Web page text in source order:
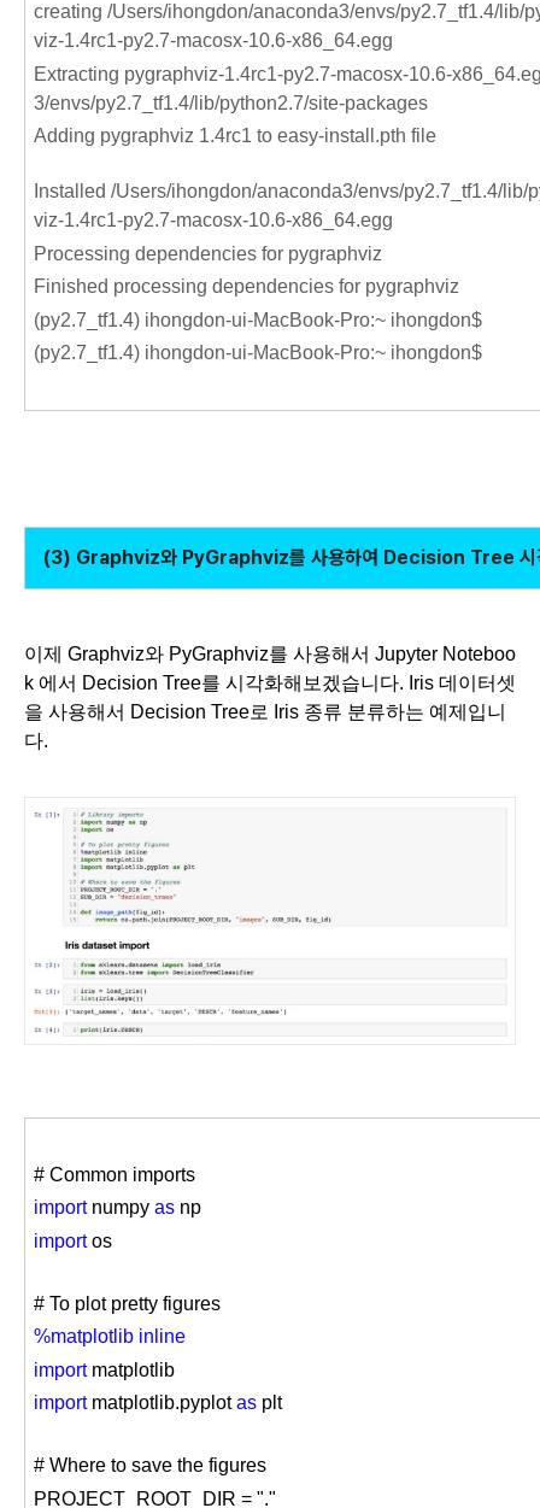
creating /Users/ihongdon/anaconda3/envs/py2.7_tf1.4/lib/
viz-1.4rc1-py2.7-macosx-10.6-x86_64.egg
Extracting pygraphviz-1.4rc1-py2.7-macosx-10.6-
3/envs/py2.7_tf1.4/lib/python2.7/site-packages
Adding pygraphviz 1.4rc1 to easy-install.pth file
Installed /Users/ihongdon/anaconda3/envs/py2.7_tf1.4/lib/
viz-1.4rc1-py2.7-macosx-10.6-x86_64.egg
Processing dependencies for pygraphviz
Finished processing dependencies for pygraphviz
(py2.7_tf1.4) ihongdon-ui-MacBook-Pro:~ ihongdon$
(py2.7_tf1.4) ihongdon-ui-MacBook-Pro:~ ihongdon$
(3) Graphviz와 PyGraphviz를 사용하여 Decision Tree 시
이제 Graphviz와 PyGraphviz를 사용해서 Jupyter Noteboo
k 에서 Decision Tree를 시각화해보겠습니다. Iris 데이터셋
을 사용해서 Decision Tree로 Iris 종류 분류하는 예제입니
다.
# Common imports
importnumpy as np
importos
# To plot pretty figures
%matplotlib inline
import matplotlib
importmatplotlib.pyplotas plt
# Where to save the figures
PROJECT_ROOT_DIR = "."